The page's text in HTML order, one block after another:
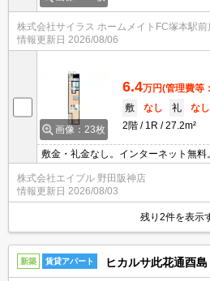
株式会社サイラス ホームメイトFC塚本駅前
情報更新日 2026/08/06
画像：23枚
6.4万円(管理費等
敷
なし 礼
なし
2階
1R 27.2m²
敷金・礼金なし。インターネット無料
き。宅配ボックスあり。オートロッ
西向きバルコニー。
株式会社エイブル 野田阪神店
情報更新日 2026/08/03
残り2件を表示
新築 賃貸アパート ヒカルサ此花通酉島